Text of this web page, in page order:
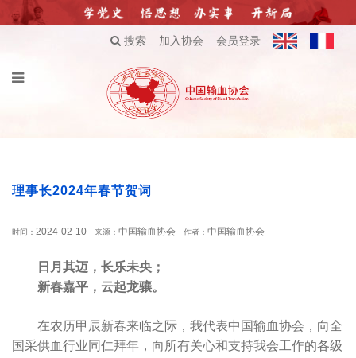
搜索 加入协会 会员登录
理事长2024年春节贺词
时间： 2024-02-10 来源： 中国输血协会 作者： 中国输血协会
日月其迈，长乐未央；
新春嘉平，云起龙骧。
在农历甲辰新春来临之际，我代表中国输血协会，向全
国采供血行业同仁拜年，向所有关心和支持我会工作的各级